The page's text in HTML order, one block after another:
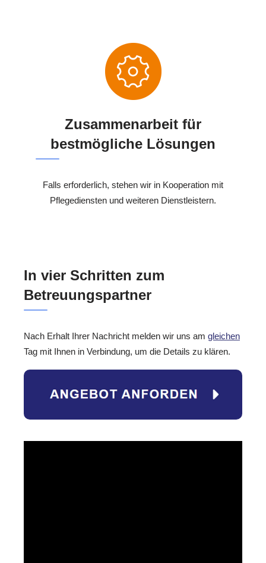
Zusammenarbeit für
bestmögliche Lösungen
Falls erforderlich, stehen wir in Kooperation mit
Pflegediensten und weiteren Dienstleistern.
In vier Schritten zum
Betreuungspartner
Nach Erhalt Ihrer Nachricht melden wir uns am gleichen
Tag mit Ihnen in Verbindung, um die Details zu klären.